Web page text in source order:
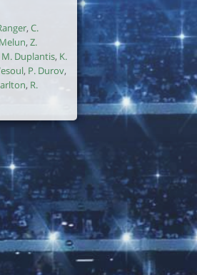
, C.
, Z.
M. Duplantis, K.
, P. Durov,
, R.